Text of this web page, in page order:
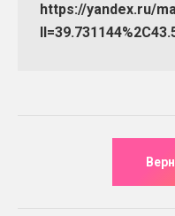
https://yandex.ru/